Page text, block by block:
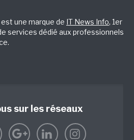
une marque de IT News Info, 1er
services dédié aux professionnels
sur les réseaux